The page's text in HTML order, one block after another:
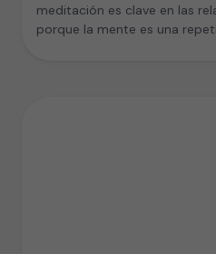
meditación es clave en las
porque la mente es una